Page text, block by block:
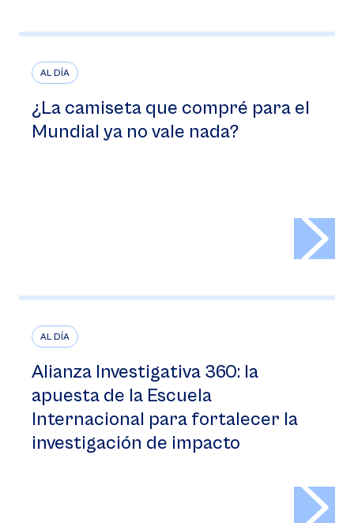
AL DÍA
¿La camiseta que compré para el
Mundial ya no vale nada?
AL DÍA
Alianza Investigativa 360: la
apuesta de la Escuela
Internacional para fortalecer la
investigación de impacto